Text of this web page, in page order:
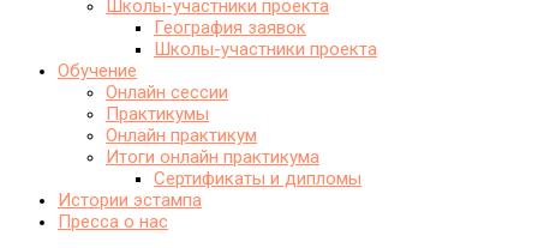
Школы-участники проекта
География заявок
Школы-участники проекта
Обучение
Онлайн сессии
Практикумы
Онлайн практикум
Итоги онлайн практикума
Сертификаты и дипломы
Истории эстампа
Пресса о нас